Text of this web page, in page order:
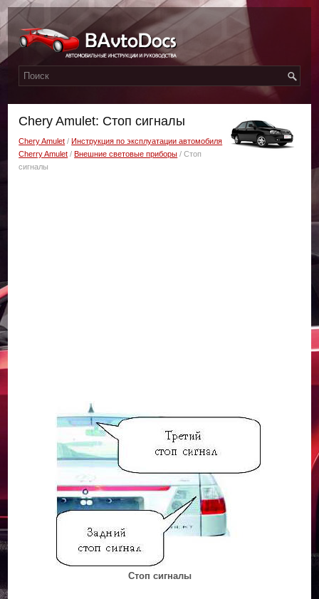
Chery Amulet: Стоп сигналы
Chery Amulet /Инструкция по эксплуатации автомобиля
Cherry Amulet /Внешние световые приборы / Стоп
сигналы
Стоп сигналы